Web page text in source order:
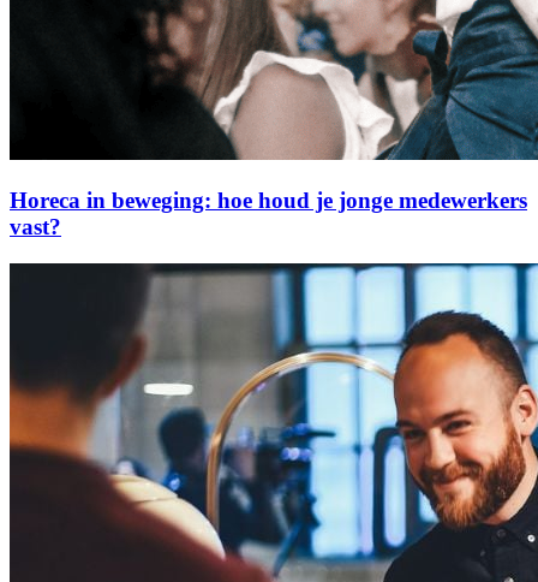
Horeca in beweging: hoe houd je jonge medewerkers
vast?